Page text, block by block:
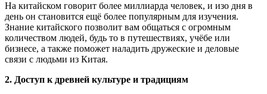
На китайском говорит более миллиарда человек, и изо дня в
день он становится ещё более популярным для изучения.
Знание китайского позволит вам общаться с огромным
количеством людей, будь то в путешествиях, учёбе или
бизнесе, а также поможет наладить дружеские и деловые
связи с людьми из Китая.
2. Доступ к древней культуре и традициям